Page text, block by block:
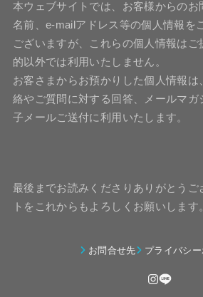
本ウェブサイトでは、お客様からのお
名前、e-mailアドレス等の個人情報を
ございますが、これらの個人情報はご
的以外では利用いたしません。
お客さまからお預かりした個人情報は
絡やご質問に対する回答、メールマガ
子メールご送付に利用いたします。
最後までお読みくださりありがとうご
トをこれからもよろしくお願いします
お問合せ先 プライバシ